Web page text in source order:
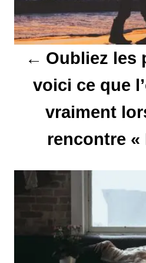
a
t
a
Oubliez
voici ce que
vraiment
rencontre «